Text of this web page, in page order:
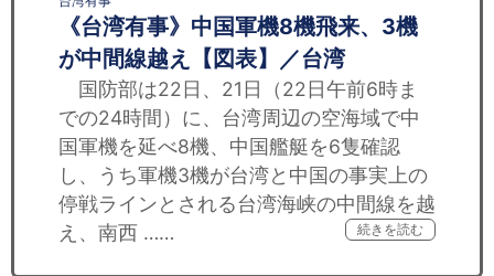
《台湾有事》中国軍機8機飛来、3機
が中間線越え【図表】／台湾
国防部は22日、21日（22日午前6時ま
での24時間）に、台湾周辺の空海域で中
国軍機を延べ8機、中国艦艇を6隻確認
し、うち軍機3機が台湾と中国の事実上の
停戦ラインとされる台湾海峡の中間線を越
え、南西 ……
続きを読む